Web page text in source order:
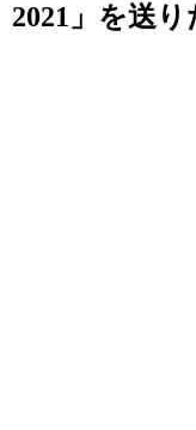
2021」を送り